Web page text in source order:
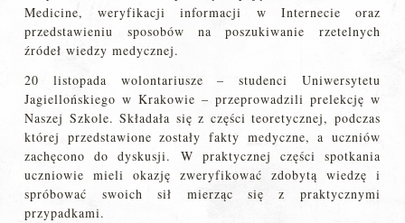
Medicine, weryfikacji informacji w Internecie oraz
przedstawieniu sposobów na poszukiwanie rzetelnych
źródeł wiedzy medycznej.
20 listopada wolontariusze – studenci Uniwersytetu
Jagiellońskiego w Krakowie – przeprowadzili prelekcję w
Naszej Szkole. Składała się z części teoretycznej, podczas
której przedstawione zostały fakty medyczne, a uczniów
zachęcono do dyskusji. W praktycznej części spotkania
uczniowie mieli okazję zweryfikować zdobytą wiedzę i
spróbować swoich sił mierząc się z praktycznymi
przypadkami.